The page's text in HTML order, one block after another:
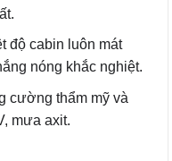
độ cabin luôn mát
nóng khắc nghiệt.
cường thẩm mỹ và
mưa axit.